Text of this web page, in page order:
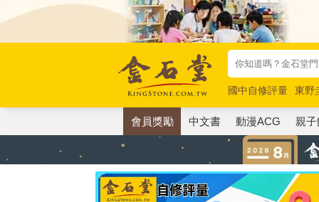
國中自修評量
東野
唯紅花綻放
奧德賽
會員獎勵 中文書 動漫ACG 親